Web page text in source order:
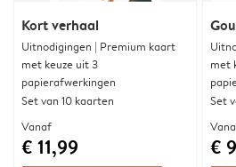
Kort verhaal
Uitnodigingen | Premium kaart
met keuze uit 3
papierafwerkingen
Set van 10 kaarten
Vanaf
€ 11,99
met
Set
€